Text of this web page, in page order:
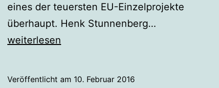
eines der teuersten EU-Einzelprojekte
überhaupt. Henk Stunnenberg…
weiterlesen
Veröffentlicht am 10. Februar 2016